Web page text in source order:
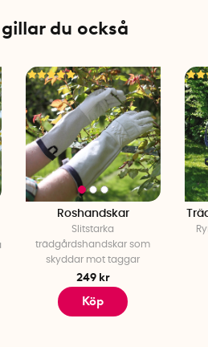
du också
Roshandskar
Slitstarka
trädgårdshandskar som
skyddar mot taggar
249 kr
Köp